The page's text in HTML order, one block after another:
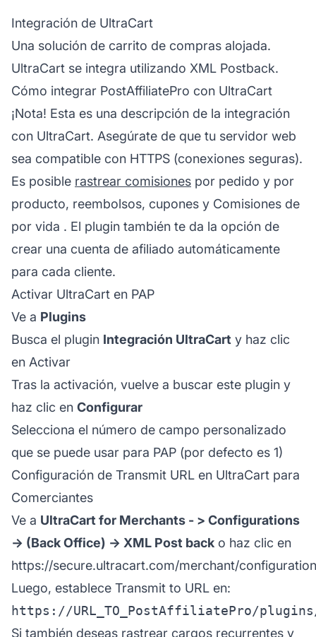
Integración de UltraCart
Una solución de carrito de compras alojada.
UltraCart se integra utilizando XML Postback.
Cómo integrar PostAffiliatePro con UltraCart
¡Nota! Esta es una descripción de la integración
con UltraCart. Asegúrate de que tu servidor web
sea compatible con HTTPS (conexiones seguras).
Es posible rastrear comisiones por pedido y por
producto, reembolsos, cupones y Comisiones de
por vida . El plugin también te da la opción de
crear una cuenta de afiliado automáticamente
para cada cliente.
Activar UltraCart en PAP
Ve a Plugins
Busca el plugin Integración UltraCart y haz clic
en Activar
Tras la activación, vuelve a buscar este plugin y
haz clic en Configurar
Selecciona el número de campo personalizado
que se puede usar para PAP (por defecto es 1)
Configuración de Transmit URL en UltraCart para
Comerciantes
Ve a UltraCart for Merchants - > Configurations
-> (Back Office) -> XML Post back o haz clic en
https://secure.ultracart.com/merchant/
Luego, establece Transmit to URL en:
Si también deseas rastrear cargos recurrentes y